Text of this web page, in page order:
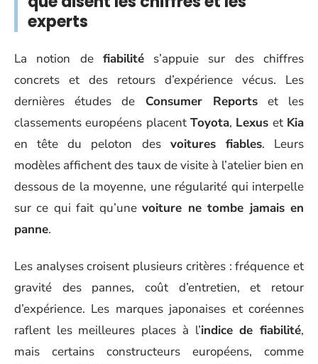
experts
La notion de fiabilités’appuie sur des chiffres
concrets et des retours d’expérience vécus. Les
dernières études de Consumer Reportset les
classements européens placent Toyota, Lexus et Kia
en tête du peloton des voitures fiables. Leurs
modèles affichent des taux de visite à l’atelier bien en
dessous de la moyenne, une régularité qui interpelle
sur ce qui fait qu’unevoiture ne tombe jamais en
panne.
Les analyses croisent plusieurs critères : fréquence et
gravité des pannes, coût d’entretien, et retour
d’expérience. Les marques japonaises et coréennes
raflent les meilleures places à l’indice de fiabilité,
mais certains constructeurs européens, comme